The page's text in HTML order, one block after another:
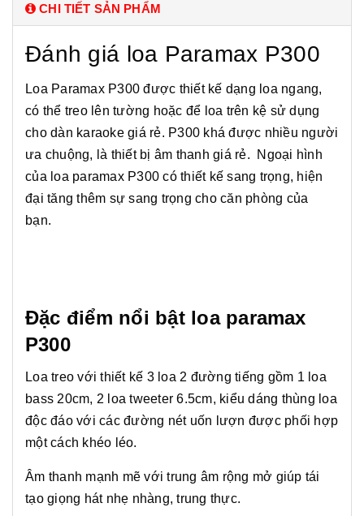
CHI TIẾT SẢN PHẨM
Đánh giá loa Paramax P300
Loa Paramax P300 được thiết kế dạng loa ngang,
có thể treo lên tường hoặc để loa trên kệ sử dụng
cho dàn karaoke giá rẻ. P300 khá được nhiều người
ưa chuộng, là thiết bị âm thanh giá rẻ. Ngoại hình
của loa paramax P300 có thiết kế sang trọng, hiện
đại tăng thêm sự sang trọng cho căn phòng của
bạn.
Đặc điểm nổi bật loa paramax
P300
Loa treo với thiết kế 3 loa 2 đường tiếng gồm 1 loa
bass 20cm, 2 loa tweeter 6.5cm, kiểu dáng thùng loa
độc đáo với các đường nét uốn lượn được phối hợp
một cách khéo léo.
Âm thanh mạnh mẽ với trung âm rộng mở giúp tái
tạo giọng hát nhẹ nhàng, trung thực.